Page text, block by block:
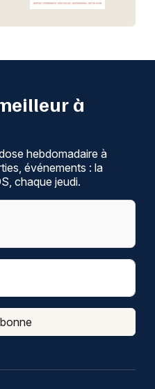
à
hebdomadaire à
événements : la
chaque jeudi.